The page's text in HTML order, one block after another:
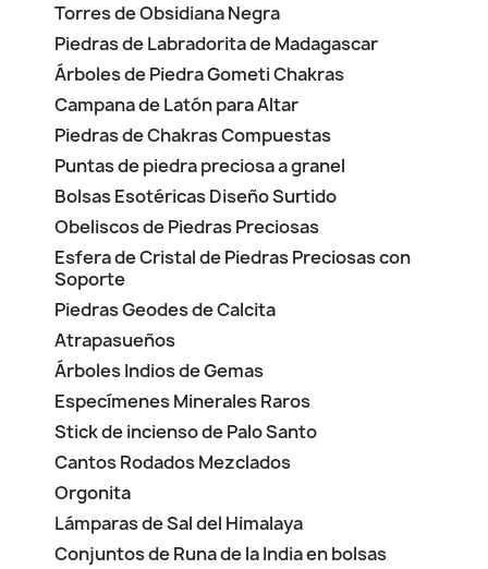
Torres de Obsidiana Negra
Piedras de Labradorita de Madagascar
Árboles de Piedra Gometi Chakras
Campana de Latón para Altar
Piedras de Chakras Compuestas
Puntas de piedra preciosa a granel
Bolsas Esotéricas Diseño Surtido
Obeliscos de Piedras Preciosas
Esfera de Cristal de Piedras Preciosas con
Soporte
Piedras Geodes de Calcita
Atrapasueños
Árboles Indios de Gemas
Especímenes Minerales Raros
Stick de incienso de Palo Santo
Cantos Rodados Mezclados
Orgonita
Lámparas de Sal del Himalaya
Conjuntos de Runa de la India en bolsas